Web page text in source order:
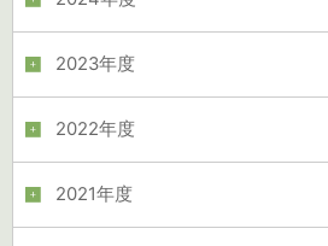
2023年度
2022年度
2021年度